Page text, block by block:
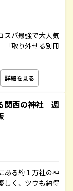
スパ最強で大人気
「取り外せる別冊
詳細を見る
関西の神社 週
ある約１万社の神
しく、ツウも納得